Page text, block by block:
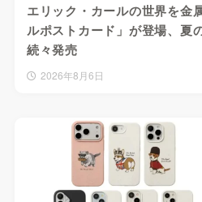
エリック・カールの世界を金
ルポストカード」が登場、夏
続々発売
2026年8月6日